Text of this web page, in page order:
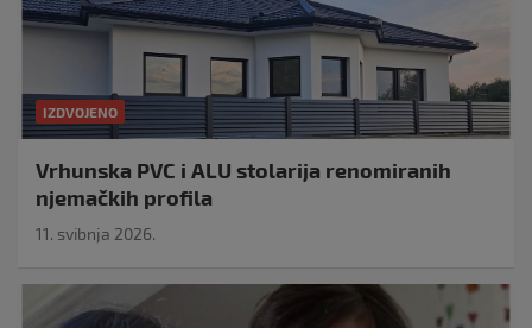
IZDVOJENO
Vrhunska PVC i ALU stolarija renomiranih
njemačkih profila
11. svibnja 2026.